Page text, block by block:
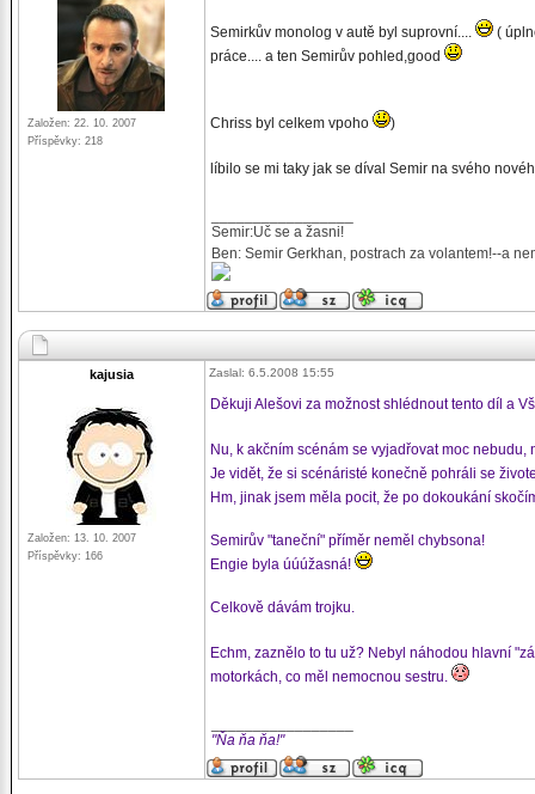
Založen: 22. 10. 2007
Příspěvky: 218
Semirkův monolog v autě byl suprovní....
(
práce.... a ten Semirův pohled,good
Chriss byl celkem vpoho )
líbilo se mi taky jak se díval Semir na svého
Semir:Uč se a žasni!
Ben: Semir Gerkhan, postrach za volantem!--a
kajusia
Založen: 13. 10. 2007
Příspěvky: 166
Zaslal: 6.5.2008 15:55
Děkuji Alešovi za možnost shlédnout tento díl a
Nu, k akčním scénám se vyjadřovat moc
Je vidět, že si scénáristé konečně pohráli se
Hm, jinak jsem měla pocit, že po dokoukání
Semirův "taneční" příměr neměl chybsona!
Engie byla úúúžasná!
Celkově dávám trojku.
Echm, zaznělo to tu už? Nebyl náhodou hlavní
motorkách, co měl nemocnou sestru.
"Ňa ňa ňa!"